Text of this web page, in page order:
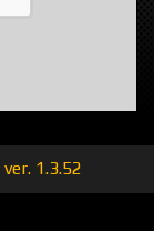
ver. 1.3.52